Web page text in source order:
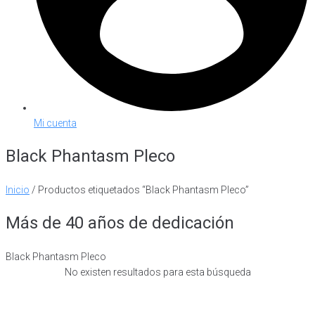
Mi cuenta
Black Phantasm Pleco
Inicio / Productos etiquetados “Black Phantasm Pleco”
Más de 40 años de dedicación
Black Phantasm Pleco
No existen resultados para esta búsqueda